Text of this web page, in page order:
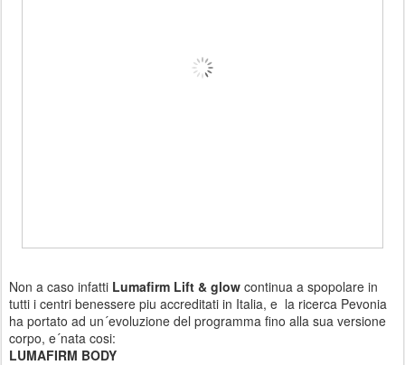
Non a caso infatti Lumafirm Lift & glow continua a spopolare in
tutti i centri benessere piu accreditati in Italia, e la ricerca Pevonia
ha portato ad un´evoluzione del programma fino alla sua versione
corpo, e´nata cosi:
LUMAFIRM BODY